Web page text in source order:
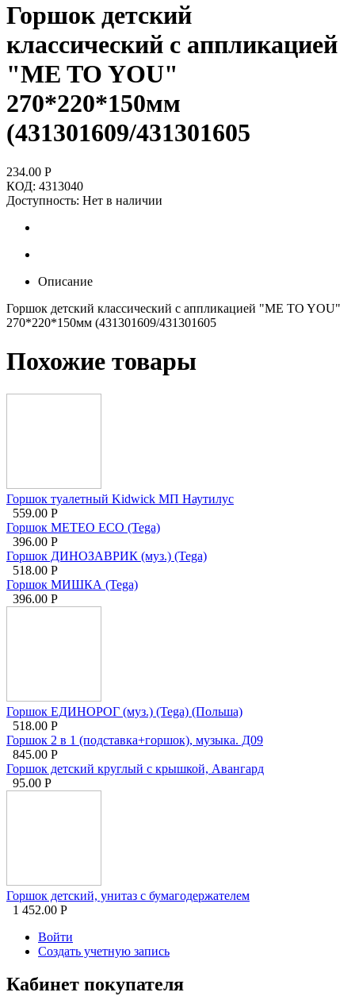
Горшок детский
классический с аппликацией
"ME TO YOU"
270*220*150мм
(431301609/431301605
234.00 Р
КОД: 4313040
Доступность: Нет в наличии
Описание
Горшок детский классический с аппликацией "ME TO YOU"
270*220*150мм (431301609/431301605
Похожие товары
Горшок туалетный Kidwick МП Наутилус
559.00 Р
Горшок METEO ECO (Tega)
396.00 Р
Горшок ДИНОЗАВРИК (муз.) (Tega)
518.00 Р
Горшок МИШКА (Tega)
396.00 Р
Горшок ЕДИНОРОГ (муз.) (Tega) (Польша)
518.00 Р
Горшок 2 в 1 (подставка+горшок), музыка. Д09
845.00 Р
Горшок детский круглый с крышкой, Авангард
95.00 Р
Горшок детский, унитаз с бумагодержателем
1 452.00 Р
Войти
Создать учетную запись
Кабинет покупателя